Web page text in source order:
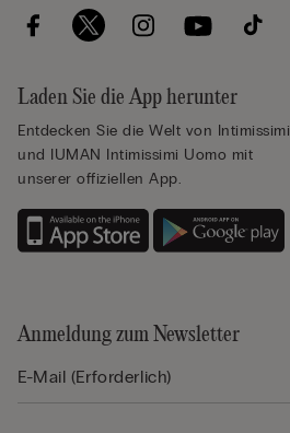
Laden Sie die App herunter
Entdecken Sie die Welt von Intimissimi
und IUMAN Intimissimi Uomo mit
unserer offiziellen App.
Anmeldung zum Newsletter